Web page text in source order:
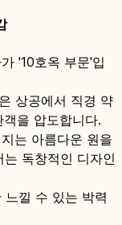
'10호옥 부문'입
상공에서 직경 약
을 압도합니다.
는 아름다운 원을
독창적인 디자인
느낄 수 있는 박력